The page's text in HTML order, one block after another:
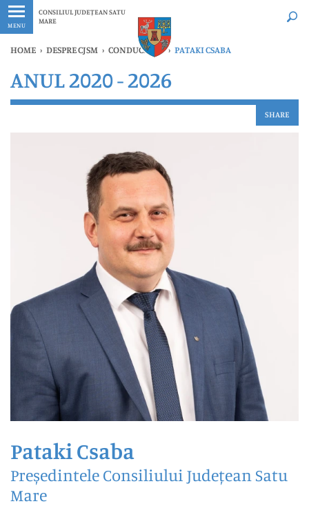
MENU
CONSILIUL JUDEȚEAN SATU
MARE
Ultimele
HOME › DESPRE CJSM › CONDUCEREA › PATAKI CSABA
ANUL 2020 - 2026
SHARE
Pataki Csaba
Președintele Consiliului Județean Satu
Mare